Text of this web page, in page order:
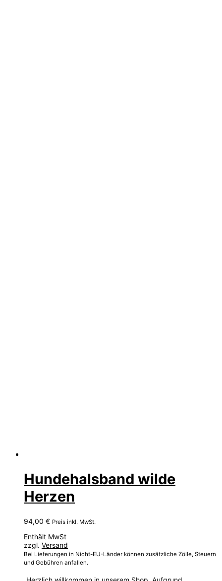
Hundehalsband wilde
Herzen
94,00 € Preis inkl. MwSt.
Enthält MwSt
zzgl. Versand
Bei Lieferungen in Nicht-EU-Länder können zusätzliche Zölle, Steuern
und Gebühren anfallen.